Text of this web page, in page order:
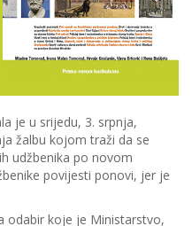
je u srijedu, 3. srpnja,
žalbu kojom traži da se
udžbenika po novom
povijesti ponovi, jer je
odabir koje je Ministarstvo,